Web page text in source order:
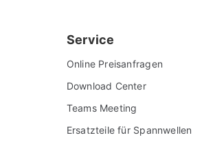
Service
Online Preisanfragen
Download Center
Teams Meeting
Ersatzteile für Spannwellen